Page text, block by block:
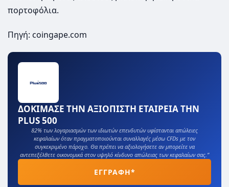
πορτοφόλια.
Πηγή: coingape.com
ΔΟΚΙΜΑΣΕ ΤΗΝ ΑΞΙΟΠΙΣΤΗ ΕΤΑΙΡΕΙΑ ΤΗΝ
PLUS 500
82% των λογαριασμών των ιδιωτών επενδυτών υφίστανται απώλειες
κεφαλαίων όταν πραγματοποιούνται συναλλαγές μέσω CFDs με τον
συγκεκριμένο πάροχο. Θα πρέπει να αξιολογήσετε αν μπορείτε να
αντεπεξέλθετε οικονομικά στον υψηλό κίνδυνο απώλειας των κεφαλαίων σας.”
ΕΓΓΡΑΦΗ*